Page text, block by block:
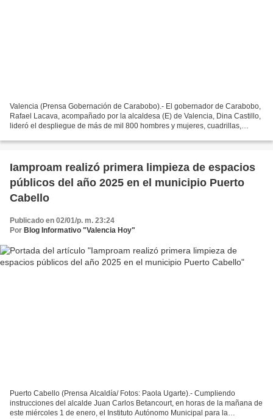
Valencia (Prensa Gobernación de Carabobo).- El gobernador de Carabobo,
Rafael Lacava, acompañado por la alcaldesa (E) de Valencia, Dina Castillo,
lideró el despliegue de más de mil 800 hombres y mujeres, cuadrillas,
Iamproam realizó primera limpieza de espacios
públicos del año 2025 en el municipio Puerto
Cabello
Publicado en 02/01/p. m. 23:24
Por Blog Informativo "Valencia Hoy"
Puerto Cabello (Prensa Alcaldía/ Fotos: Paola Ugarte).- Cumpliendo
instrucciones del alcalde Juan Carlos Betancourt, en horas de la mañana de
este miércoles 1 de enero, el Instituto Autónomo Municipal para la